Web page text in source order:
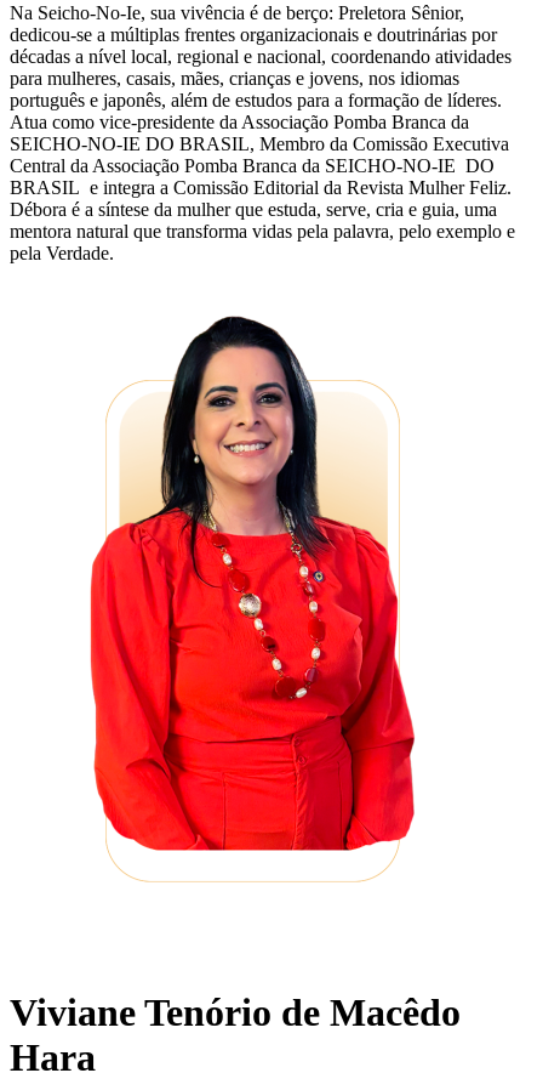
Na Seicho-No-Ie, sua vivência é de berço: Preletora Sênior,
dedicou-se a múltiplas frentes organizacionais e doutrinárias por
décadas a nível local, regional e nacional, coordenando atividades
para mulheres, casais, mães, crianças e jovens, nos idiomas
português e japonês, além de estudos para a formação de líderes.
Atua como vice-presidente da Associação Pomba Branca da
SEICHO-NO-IE DO BRASIL, Membro da Comissão Executiva
Central da Associação Pomba Branca da SEICHO-NO-IE DO
BRASIL e integra a Comissão Editorial da Revista Mulher Feliz.
Débora é a síntese da mulher que estuda, serve, cria e guia, uma
mentora natural que transforma vidas pela palavra, pelo exemplo e
pela Verdade.
Viviane Tenório de Macêdo
Hara